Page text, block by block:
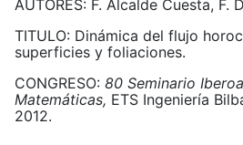
AUTORES: F. Alcalde Cuesta, F.
TITULO: Dinámica del flujo
superficies y foliaciones.
CONGRESO: 80 Seminario
Matemáticas, ETS Ingeniería
2012.